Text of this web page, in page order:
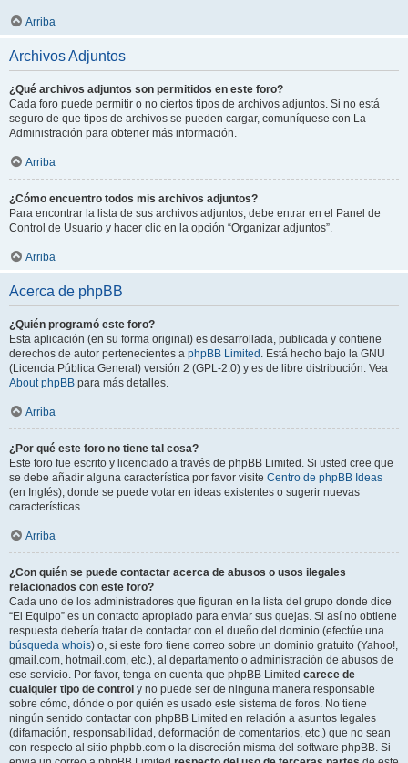
Arriba
Archivos Adjuntos
¿Qué archivos adjuntos son permitidos en este foro?
Cada foro puede permitir o no ciertos tipos de archivos adjuntos. Si no está
seguro de que tipos de archivos se pueden cargar, comuníquese con La
Administración para obtener más información.
Arriba
¿Cómo encuentro todos mis archivos adjuntos?
Para encontrar la lista de sus archivos adjuntos, debe entrar en el Panel de
Control de Usuario y hacer clic en la opción “Organizar adjuntos”.
Arriba
Acerca de phpBB
¿Quién programó este foro?
Esta aplicación (en su forma original) es desarrollada, publicada y contiene
derechos de autor pertenecientes a phpBB Limited . Está hecho bajo la GNU
(Licencia Pública General) versión 2 (GPL-2.0) y es de libre distribución. Vea
About phpBB para más detalles.
Arriba
¿Por qué este foro no tiene tal cosa?
Este foro fue escrito y licenciado a través de phpBB Limited. Si usted cree que
se debe añadir alguna característica por favor visite Centro de phpBB Ideas
(en Inglés), donde se puede votar en ideas existentes o sugerir nuevas
características.
Arriba
¿Con quién se puede contactar acerca de abusos o usos ilegales
relacionados con este foro?
Cada uno de los administradores que figuran en la lista del grupo donde dice
“El Equipo” es un contacto apropiado para enviar sus quejas. Si así no obtiene
respuesta debería tratar de contactar con el dueño del dominio (efectúe una
búsqueda whois) o, si este foro tiene correo sobre un dominio gratuito (Yahoo!,
gmail.com, hotmail.com, etc.), al departamento o administración de abusos de
ese servicio. Por favor, tenga en cuenta que phpBB Limited carece de
cualquier tipo de control y no puede ser de ninguna manera responsable
sobre cómo, dónde o por quién es usado este sistema de foros. No tiene
ningún sentido contactar con phpBB Limited en relación a asuntos legales
(difamación, responsabilidad, deformación de comentarios, etc.) que no sean
con respecto al sitio phpbb.com o la discreción misma del software phpBB. Si